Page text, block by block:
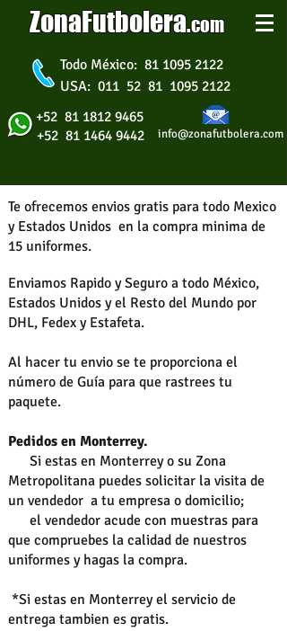
ZonaFutbolera.com
Todo México: 81 1095 2122
USA: 011 52 81 1095 2122
+52 81 1812 9465
+52 81 1464 9442
info@zonafutbolera.com
Te ofrecemos envios gratis para todo Mexico
y Estados Unidos en la compra minima de
15 uniformes.
Enviamos Rapido y Seguro a todo México,
Estados Unidos y el Resto del Mundo por
DHL, Fedex y Estafeta.
Al hacer tu envio se te proporciona el
número de Guía para que rastrees tu
paquete.
Pedidos en Monterrey.
Si estas en Monterrey o su Zona
Metropolitana puedes solicitar la visita de
un vendedor a tu empresa o domicilio;
el vendedor acude con muestras para
que compruebes la calidad de nuestros
uniformes y hagas la compra.
*Si estas en Monterrey el servicio de
entrega tambien es gratis.